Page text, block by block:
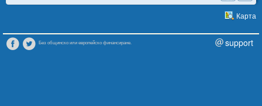
Карта
Без общинско или европейско финансиране. support